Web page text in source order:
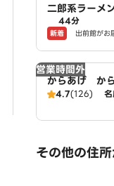
二郎系ラーメ
44分
新着 出前館がお
営業時間外
からあげ か
4.7(126)
その他の住